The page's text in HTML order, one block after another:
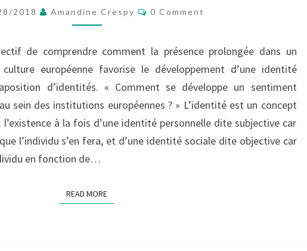
D’UN
SENTIMENT
IDENTITAIRE
AU
SEIN
SERVICE
EUROPÉEN
POUR
L’ACTION
LE
2018 Amandine Crespy Comments
0 Comment
de comprendre comment la présence prolongée dans un
européenne favorise le développement d’une identité
d’identités. « Comment se développe un sentiment
sein des institutions européennes ? » L’identité est un concept
à la fois d’une identité personnelle dite subjective car
l’individu s’en fera, et d’une identité sociale dite objective car
en fonction de…
READ MOREREAD MORE